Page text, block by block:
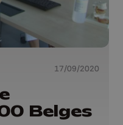
17/09/2020
Belges